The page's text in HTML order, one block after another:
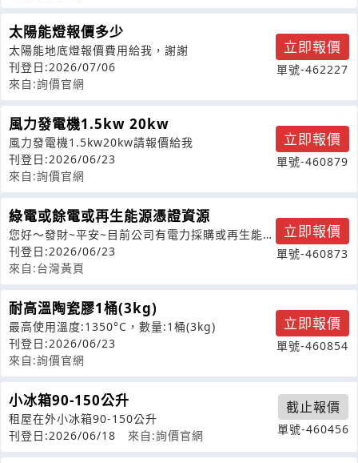
太陽能燈報價多少
太陽能地底燈報價費用給我，謝謝
刊登日:2026/07/06
來自:詢價官網
立即報價
單號-462227
風力發電機1.5kw 20kw
風力發電機1.5kw20kw請報價給我
刊登日:2026/06/23
來自:詢價官網
立即報價
單號-460879
綠電或餘電或再生能源憑證資源
您好～發財~平安~目前公司有電力採購或再生能源
憑證資源需求，擬尋求長期穩定之電力
刊登日:2026/06/23
來自:台灣黃頁
立即報價
單號-460873
耐高溫陶瓷膠1桶(3kg)
最高使用溫度:1350°C，數量:1桶(3kg)
刊登日:2026/06/23
來自:詢價官網
立即報價
單號-460854
小冰箱90-150公升
租屋在外小冰箱90-150公升
刊登日:2026/06/18
來自:詢價官網
截止報價
單號-460456